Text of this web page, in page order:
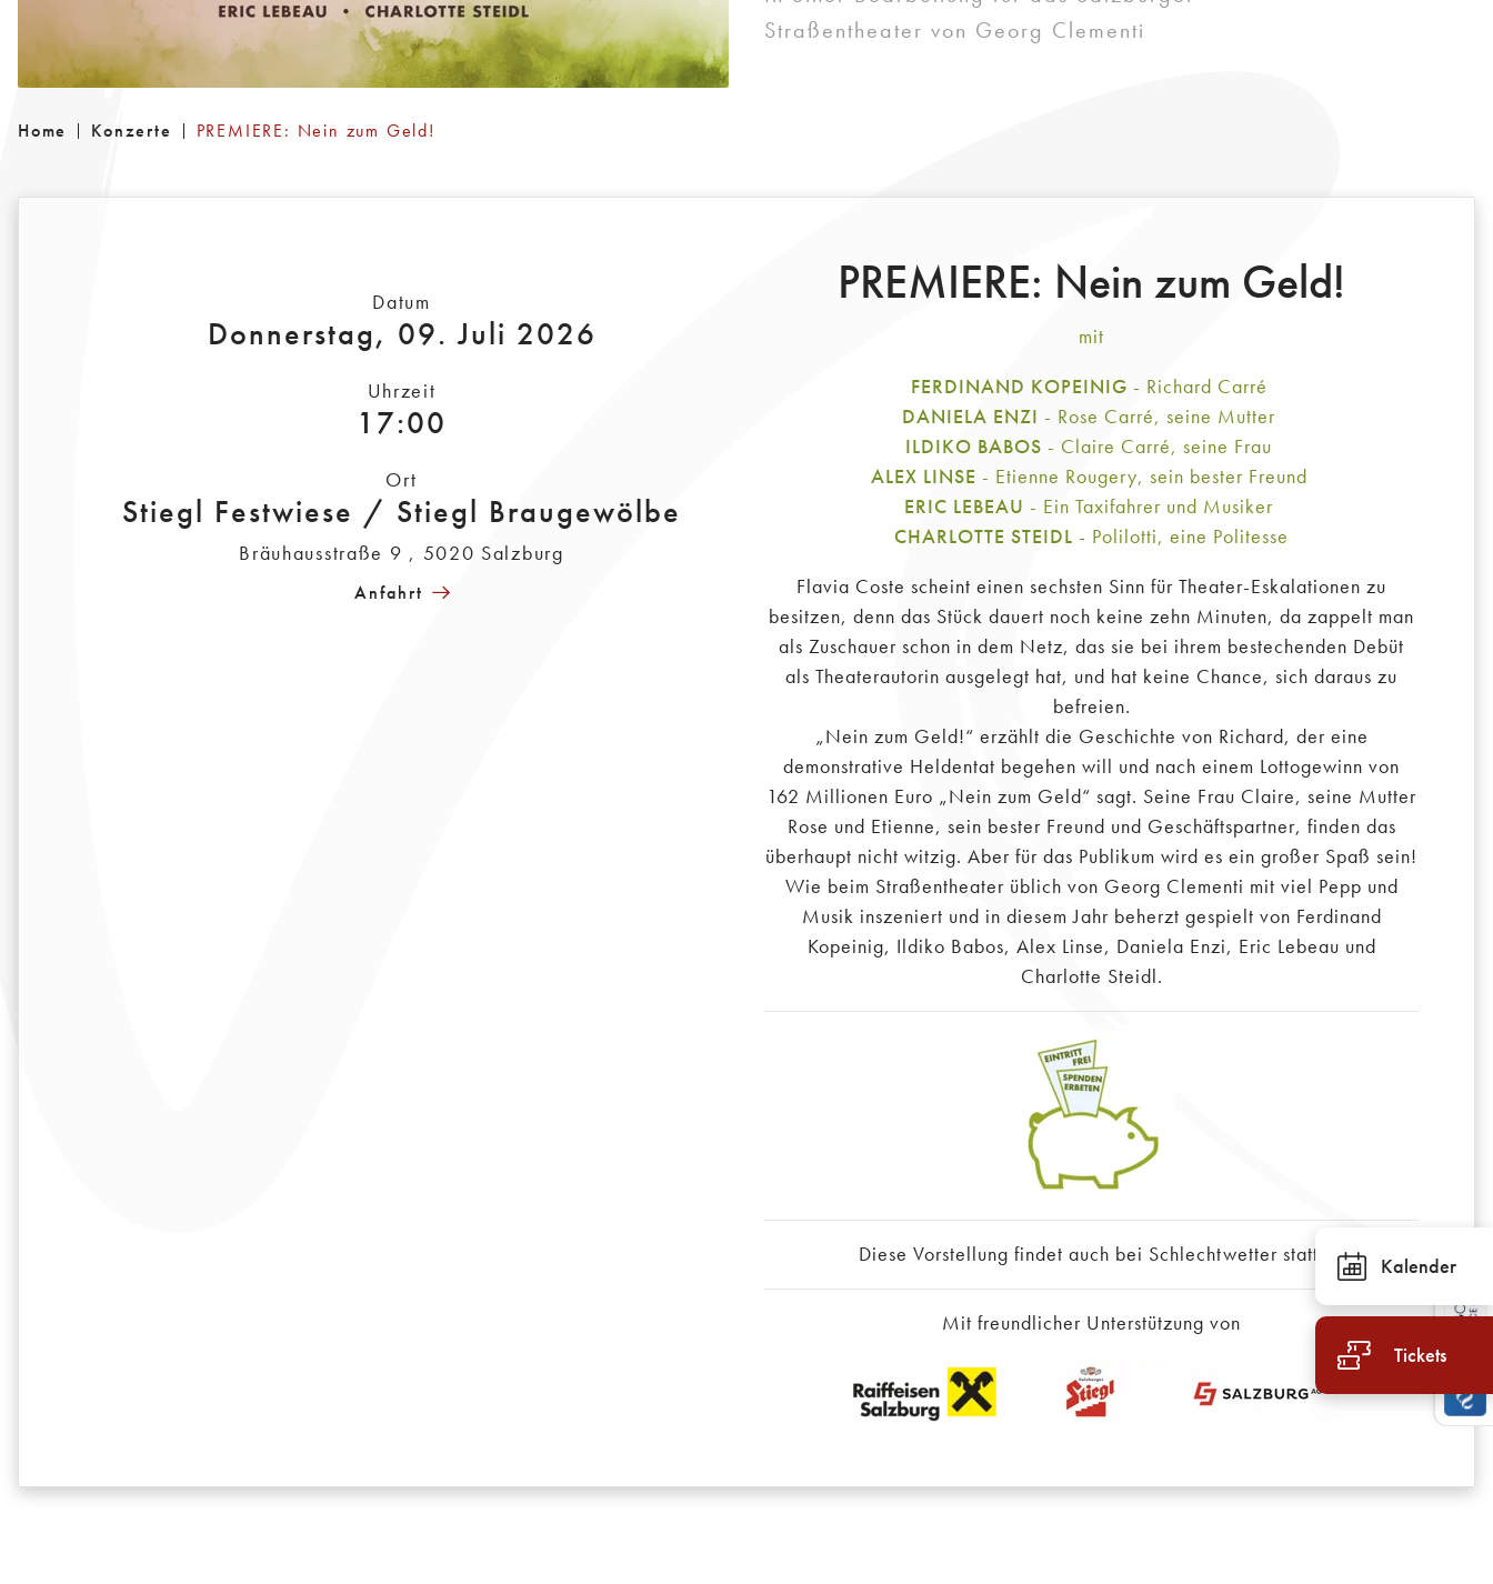
Straßentheater von Georg Clementi
Home Konzerte PREMIERE: Nein zum Geld!
Datum
Donnerstag, 09. Juli 2026
Uhrzeit
17:00
Ort
Stiegl Festwiese / Stiegl Braugewölbe
Bräuhausstraße 9 , 5020 Salzburg
Anfahrt
PREMIERE: Nein zum Geld!
mit
FERDINAND KOPEINIG - Richard Carré
DANIELA ENZI - Rose Carré, seine Mutter
ILDIKO BABOS - Claire Carré, seine Frau
ALEX LINSE - Etienne Rougery, sein bester Freund
ERIC LEBEAU - Ein Taxifahrer und Musiker
CHARLOTTE STEIDL - Polilotti, eine Politesse
Flavia Coste scheint einen sechsten Sinn für Theater-Eskalationen zu
besitzen, denn das Stück dauert noch keine zehn Minuten, da zappelt man
als Zuschauer schon in dem Netz, das sie bei ihrem bestechenden Debüt
als Theaterautorin ausgelegt hat, und hat keine Chance, sich daraus zu
befreien.
„Nein zum Geld!“ erzählt die Geschichte von Richard, der eine
demonstrative Heldentat begehen will und nach einem Lottogewinn von
162 Millionen Euro „Nein zum Geld“ sagt. Seine Frau Claire, seine Mutter
Rose und Etienne, sein bester Freund und Geschäftspartner, finden das
überhaupt nicht witzig. Aber für das Publikum wird es ein großer Spaß sein!
Wie beim Straßentheater üblich von Georg Clementi mit viel Pepp und
Musik inszeniert und in diesem Jahr beherzt gespielt von Ferdinand
Kopeinig, Ildiko Babos, Alex Linse, Daniela Enzi, Eric Lebeau und
Charlotte Steidl.
Diese Vorstellung findet auch bei Schlechtwetter statt!
Mit freundlicher Unterstützung von
Kalender
Tickets